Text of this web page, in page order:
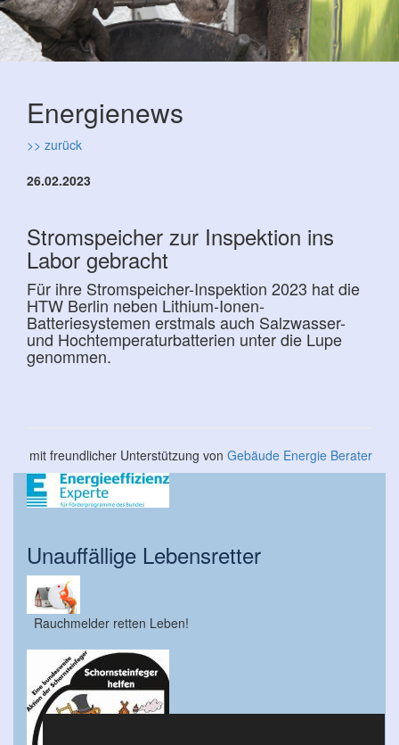
Energienews
>> zurück
26.02.2023
Stromspeicher zur Inspektion ins
Labor gebracht
Für ihre Stromspeicher-Inspektion 2023 hat die
HTW Berlin neben Lithium-Ionen-
Batteriesystemen erstmals auch Salzwasser-
und Hochtemperaturbatterien unter die Lupe
genommen.
mit freundlicher Unterstützung von Gebäude Energie Berater
Unauffällige Lebensretter
Rauchmelder retten Leben!